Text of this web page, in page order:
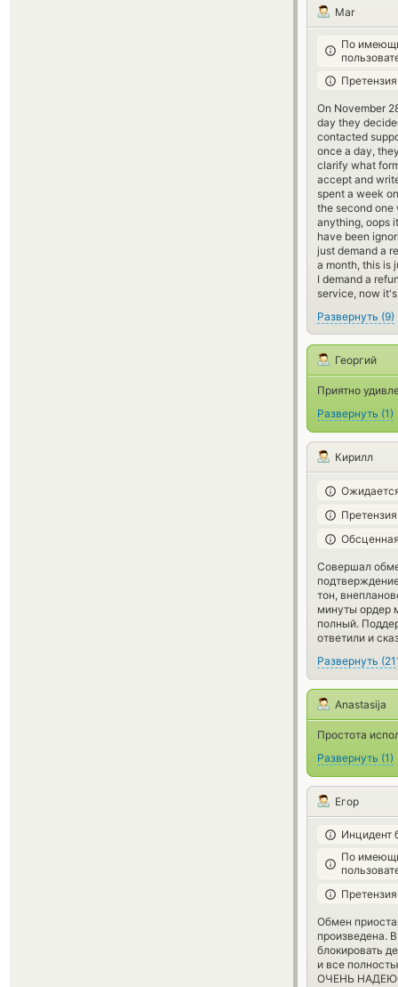
Mar
По
On November
day they
contacted
once a day,
clarify what
accept and
spent a week
the second one
anything, oops
have been
just demand a
a month, this is
I demand a
service, now
Развернуть (9)
Георгий
Приятно
Развернуть (1)
Кирилл
Совершал
тон,
минуты ордер
полный.
ответили и
Развернуть (
Anastasija
Простота
Развернуть (1)
Егор
Инцидент
По
Обмен
произведена.
блокировать
и все
ОЧЕНЬ